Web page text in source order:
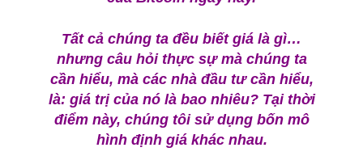
Tất cả chúng ta đều biết giá là gì…
nhưng câu hỏi thực sự mà chúng ta
cần hiểu, mà các nhà đầu tư cần hiểu,
là: giá trị của nó là bao nhiêu? Tại thời
điểm này, chúng tôi sử dụng bốn mô
hình định giá khác nhau.